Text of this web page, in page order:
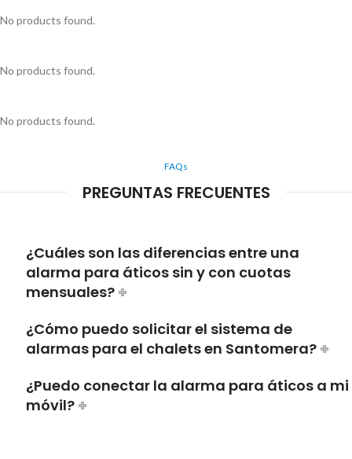
No products found.
No products found.
No products found.
FAQs
PREGUNTAS FRECUENTES
¿Cuáles son las diferencias entre una
alarma para áticos sin y con cuotas
mensuales?
¿Cómo puedo solicitar el sistema de
alarmas para el chalets en Santomera?
¿Puedo conectar la alarma para áticos a mi
móvil?